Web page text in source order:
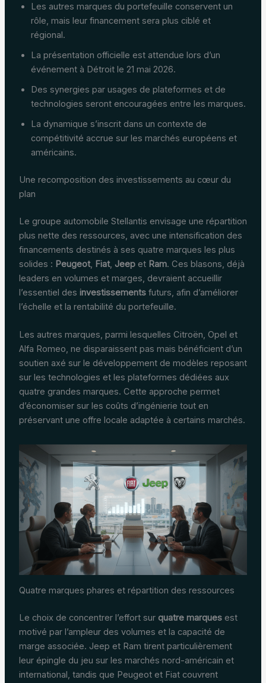
Les autres marques du portefeuille conservent un
rôle, mais leur financement sera plus ciblé et
régional.
La présentation officielle est attendue lors d’un
événement à Détroit le 21 mai 2026.
Des synergies par usages de plateformes et de
technologies seront encouragées entre les marques.
La dynamique s’inscrit dans un contexte de
compétitivité accrue sur les marchés européens et
américains.
Une recomposition des investissements au cœur du
plan
Le groupe automobile Stellantis envisage une répartition
plus nette des ressources, avec une intensification des
financements destinés à ses quatre marques les plus
solides : Peugeot, Fiat, Jeepet Ram. Ces blasons, déjà
leaders en volumes et marges, devraient accueillir
l’essentiel des investissementsfuturs, afin d’améliorer
l’échelle et la rentabilité du portefeuille.
Les autres marques, parmi lesquelles Citroën, Opel et
Alfa Romeo, ne disparaissent pas mais bénéficient d’un
soutien axé sur le développement de modèles reposant
sur les technologies et les plateformes dédiées aux
quatre grandes marques. Cette approche permet
d’économiser sur les coûts d’ingénierie tout en
préservant une offre locale adaptée à certains marchés.
Quatre marques phares et répartition des ressources
Le choix de concentrer l’effort sur quatre marquesest
motivé par l’ampleur des volumes et la capacité de
marge associée. Jeep et Ram tirent particulièrement
leur épingle du jeu sur les marchés nord-américain et
international, tandis que Peugeot et Fiat couvrent